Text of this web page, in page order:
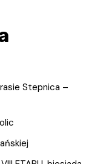
Stepnica –